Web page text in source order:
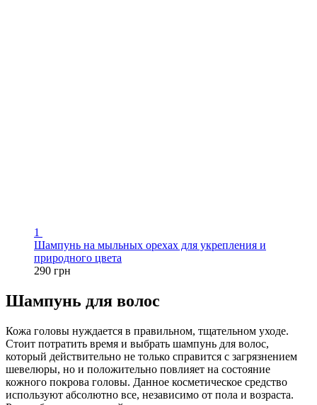
1
Шампунь на мыльных орехах для укрепления и
природного цвета
290 грн
Шампунь для волос
Кожа головы нуждается в правильном, тщательном уходе.
Стоит потратить время и выбрать шампунь для волос,
который действительно не только справится с загрязнением
шевелюры, но и положительно повлияет на состояние
кожного покрова головы. Данное косметическое средство
используют абсолютно все, независимо от пола и возраста.